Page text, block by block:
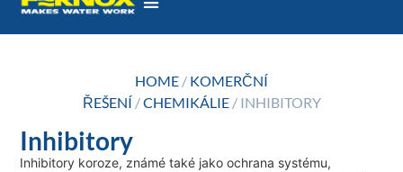
HOME / KOMERČNÍ
ŘEŠENÍ /CHEMIKÁLIE/ INHIBITORY
Inhibitory
Inhibitory koroze, známé také jako ochrana systému,